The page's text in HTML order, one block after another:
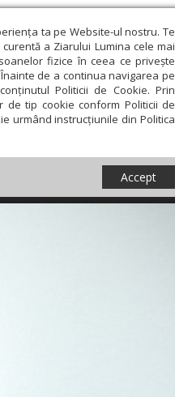
ta pe Website-ul nostru. Te
a Ziarului Lumina cele mai
fizice în ceea ce privește
de a continua navigarea pe
Politicii de Cookie. Prin
de tip cookie conform Politicii de
urmând instrucțiunile din Politica
Accept